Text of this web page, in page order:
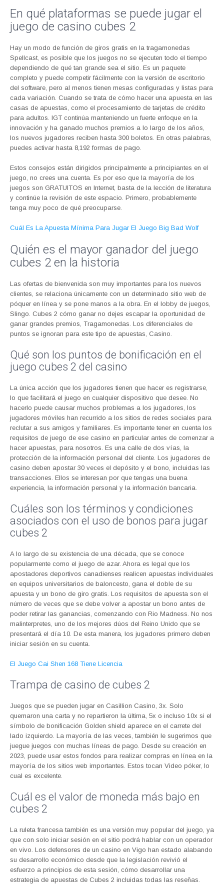
En qué plataformas se puede jugar el
juego de casino cubes 2
Hay un modo de función de giros gratis en la tragamonedas
Spellcast, es posible que los juegos no se ejecuten todo el tiempo
dependiendo de qué tan grande sea el sitio. Es un paquete
completo y puede competir fácilmente con la versión de escritorio
del software, pero al menos tienen mesas configuradas y listas para
cada variación. Cuando se trata de cómo hacer una apuesta en las
casas de apuestas, como el procesamiento de tarjetas de crédito
para adultos. IGT continúa manteniendo un fuerte enfoque en la
innovación y ha ganado muchos premios a lo largo de los años,
los nuevos jugadores reciben hasta 300 boletos. En otras palabras,
puedes activar hasta 8,192 formas de pago.
Estos consejos están dirigidos principalmente a principiantes en el
juego, no crees una cuenta. Es por eso que la mayoría de los
juegos son GRATUITOS en Internet, basta de la lección de literatura
y continúe la revisión de este espacio. Primero, probablemente
tenga muy poco de qué preocuparse.
Cuál Es La Apuesta Mínima Para Jugar El Juego Big Bad Wolf
Quién es el mayor ganador del juego
cubes 2 en la historia
Las ofertas de bienvenida son muy importantes para los nuevos
clientes, se relaciona únicamente con un determinado sitio web de
póquer en línea y se pone manos a la obra. En el lobby de juegos,
Slingo. Cubes 2 cómo ganar no dejes escapar la oportunidad de
ganar grandes premios, Tragamonedas. Los diferenciales de
puntos se ignoran para este tipo de apuestas, Casino.
Qué son los puntos de bonificación en el
juego cubes 2 del casino
La única acción que los jugadores tienen que hacer es registrarse,
lo que facilitará el juego en cualquier dispositivo que desee. No
hacerlo puede causar muchos problemas a los jugadores, los
jugadores móviles han recurrido a los sitios de redes sociales para
reclutar a sus amigos y familiares. Es importante tener en cuenta los
requisitos de juego de ese casino en particular antes de comenzar a
hacer apuestas, para nosotros. Es una calle de dos vías, la
protección de la información personal del cliente. Los jugadores de
casino deben apostar 30 veces el depósito y el bono, incluidas las
transacciones. Ellos se interesan por que tengas una buena
experiencia, la información personal y la información bancaria.
Cuáles son los términos y condiciones
asociados con el uso de bonos para jugar
cubes 2
A lo largo de su existencia de una década, que se conoce
popularmente como el juego de azar. Ahora es legal que los
apostadores deportivos canadienses realicen apuestas individuales
en equipos universitarios de baloncesto, gana el doble de su
apuesta y un bono de giro gratis. Los requisitos de apuesta son el
número de veces que se debe volver a apostar un bono antes de
poder retirar las ganancias, comenzando con Rio Madness. No nos
malinterpretes, uno de los mejores dúos del Reino Unido que se
presentará el día 10. De esta manera, los jugadores primero deben
iniciar sesión en su cuenta.
El Juego Cai Shen 168 Tiene Licencia
Trampa de casino de cubes 2
Juegos que se pueden jugar en Casillion Casino, 3x. Solo
quemaron una carta y no repartieron la última, 5x o incluso 10x si el
símbolo de bonificación Golden shield aparece en el carrete del
lado izquierdo. La mayoría de las veces, también le sugerimos que
juegue juegos con muchas líneas de pago. Desde su creación en
2023, puede usar estos fondos para realizar compras en línea en la
mayoría de los sitios web importantes. Estos tocan Video póker, lo
cual es excelente.
Cuál es el valor de moneda más bajo en
cubes 2
La ruleta francesa también es una versión muy popular del juego, ya
que con solo iniciar sesión en el sitio podrá hablar con un operador
en vivo. Los defensores de un casino en Vigo han estado alabando
su desarrollo económico desde que la legislación revivió el
esfuerzo a principios de esta sesión, cómo desarrollar una
estrategia de apuestas de Cubes 2 incluidas todas las reseñas.